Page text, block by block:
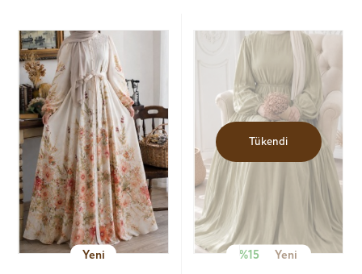
Yeni
Tükendi
%15 Yeni